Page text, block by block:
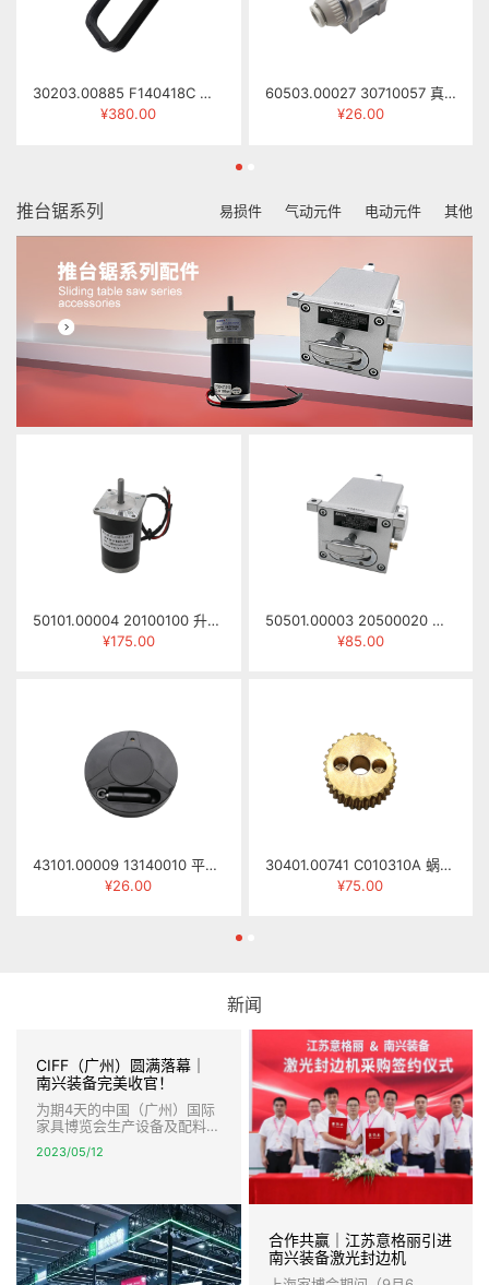
30203.00885 F140418C 伸缩防尘罩(SCM主轴) NCG2512-0418B
¥380.00
60503.00027 30710057 真空过滤器 ZFC200-08B
¥26.00
推台锯系列 易损件 气动元件 电动元件 其他
50101.00004 20100100 升降电机 57ZYN041 DC24V 3500RPM 0.3N.M
¥175.00
50501.00003 20500020 手拉注油泵 NKHL-8R（NB左向封边机用）
¥85.00
43101.00009 13140010 平面手轮 φ16×φ183
¥26.00
30401.00741 C010310A 蜗轮 MJ263-0310C
¥75.00
新闻
CIFF（广州）圆满落幕｜
南兴装备完美收官！
为期4天的中国（广州）国际
家具博览会生产设备及配料展
官。 本届展会，南兴装备以
光封边，柔性封边连线、高速
智能钻孔以及智能生产线等创
新技术和解决方案，引爆全
场，盛况空前，宾客盈门，签
约不断。
2023/05/12
合作共赢｜江苏意格丽引进
南兴装备激光封边机